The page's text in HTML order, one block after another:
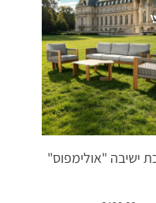
ישיבה "אולימפוס"